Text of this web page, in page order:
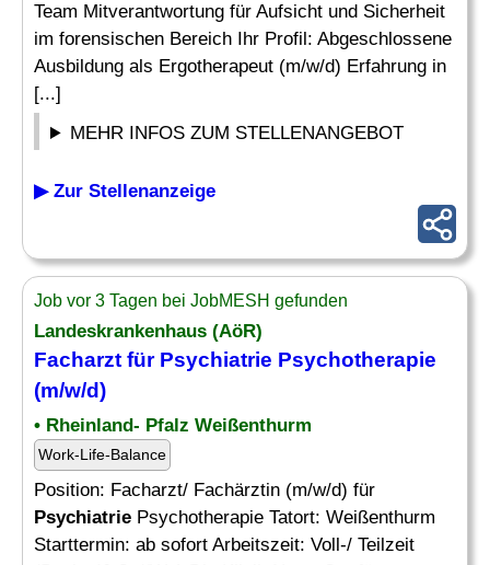
Team Mitverantwortung für Aufsicht und Sicherheit
im forensischen Bereich Ihr Profil: Abgeschlossene
Ausbildung als Ergotherapeut (m/w/d) Erfahrung in
[...]
MEHR INFOS ZUM STELLENANGEBOT
▶ Zur Stellenanzeige
Job vor 3 Tagen bei JobMESH gefunden
Landeskrankenhaus (AöR)
Facharzt für Psychiatrie Psychotherapie
(m/w/d)
• Rheinland- Pfalz Weißenthurm
Work-Life-Balance
Position: Facharzt/ Fachärztin (m/w/d) für
Psychiatrie Psychotherapie Tatort: Weißenthurm
Starttermin: ab sofort Arbeitszeit: Voll-/ Teilzeit